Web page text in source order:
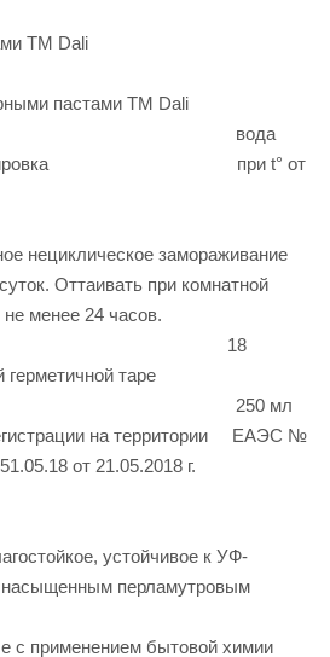
ручная
ТМ Dali
пастами ТМ Dali
вода
при t° от
нециклическое замораживание
Оттаивать при комнатной
менее 24 часов.
18
таре
250 мл
на территории ЕАЭС №
от 21.05.2018 г.
устойчивое к УФ-
насыщенным перламутровым
с применением бытовой химии